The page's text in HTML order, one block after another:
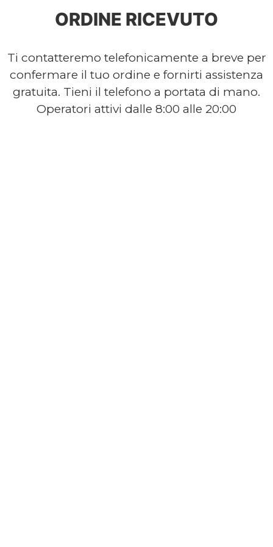
ORDINE RICEVUTO
Ti contatteremo telefonicamente a breve per
confermare il tuo ordine e fornirti assistenza
gratuita. Tieni il telefono a portata di mano.
Operatori attivi dalle 8:00 alle 20:00